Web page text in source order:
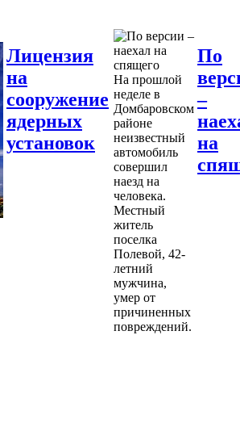
Лицензия
на
сооружение
ядерных
установок
На прошлой
неделе в
Домбаровском
районе
неизвестный
автомобиль
совершил
наезд на
человека.
Местный
житель
поселка
Полевой, 42-
летний
мужчина,
умер от
причиненных
повреждений.
По
–
на